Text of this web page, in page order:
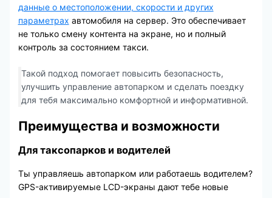
данные о местоположении, скорости и других
параметрах автомобиля на сервер. Это обеспечивает
не только смену контента на экране, но и полный
контроль за состоянием такси.
Такой подход помогает повысить безопасность,
улучшить управление автопарком и сделать поездку
для тебя максимально комфортной и информативной.
Преимущества и возможности
Для таксопарков и водителей
Ты управляешь автопарком или работаешь водителем?
GPS-активируемые LCD-экраны дают тебе новые